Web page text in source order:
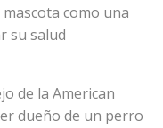
como una
su salud
de la American
dueño de un perro